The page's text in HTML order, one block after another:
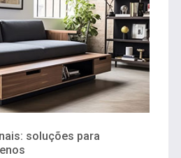
soluções para